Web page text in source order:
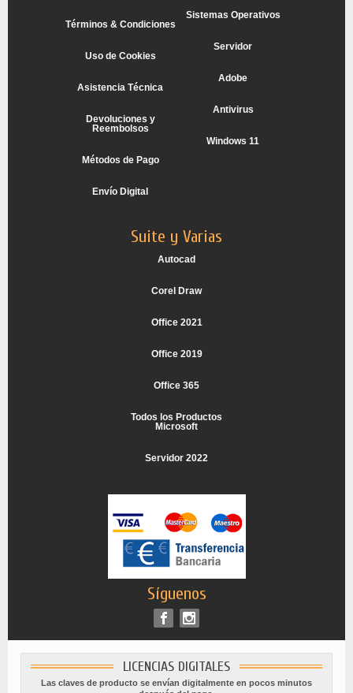
Términos & Condiciones
Uso de Cookies
Asistencia Técnica
Devoluciones y
Reembolsos
Métodos de Pago
Envío Digital
Sistemas Operativos
Servidor
Adobe
Antivirus
Windows 11
Suite y Varias
Autocad
Corel Draw
Office 2021
Office 2019
Office 365
Todos los Productos
Microsoft
Servidor 2022
Síguenos
LICENCIAS DIGITALES
Las claves de producto se envían digitalmente en pocos minutos